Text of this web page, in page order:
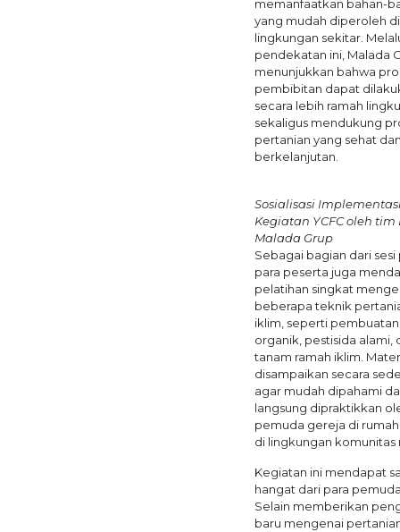
memanfaatkan bahan-
yang mudah diperoleh di
lingkungan sekitar.
pendekatan ini, Malada
menunjukkan bahwa
pembibitan dapat
secara lebih ramah
sekaligus mendukung
pertanian yang sehat
berkelanjutan.
Sosialisasi
Kegiatan YCFC oleh tim
Malada Grup
Sebagai bagian dari sesi
para peserta juga
pelatihan singkat
beberapa teknik
iklim, seperti
organik, pestisida alami,
tanam ramah iklim.
disampaikan secara
agar mudah dipahami
langsung dipraktikkan
pemuda gereja di
di lingkungan komunitas
Kegiatan ini mendapat
hangat dari para
Selain memberikan
baru mengenai